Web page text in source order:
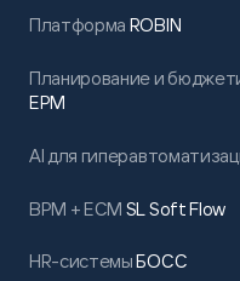
Платформа ROBIN
Планирование и
EPM
AI для
BPM + ECM SL Soft Flow
HR-системыБОСС